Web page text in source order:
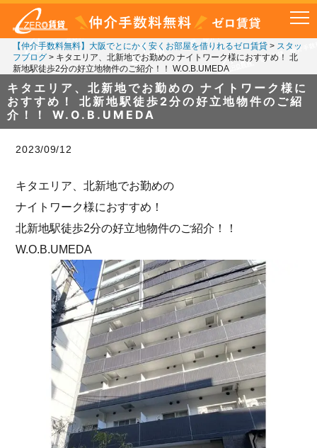
【仲介手数料無料】大阪でとにかく安くお部屋を借りれるゼロ賃貸> スタッ
フブログ> キタエリア、北新地でお勤めの ナイトワーク様におすすめ！ 北
新地駅徒歩2分の好立地物件のご紹介！！ W.O.B.UMEDA
キタエリア、北新地でお勤めの ナイトワーク様に
おすすめ！ 北新地駅徒歩2分の好立地物件のご紹
介！！ W.O.B.UMEDA
2023/09/12
キタエリア、北新地でお勤めの
ナイトワーク様におすすめ！
北新地駅徒歩2分の好立地物件のご紹介！！
W.O.B.UMEDA